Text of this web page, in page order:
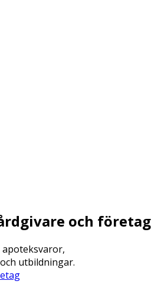
och företag
apoteksvaror,
utbildningar.